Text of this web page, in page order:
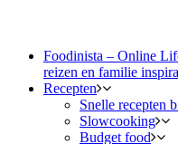
Foodinista – Online
reizen en familie
Recepten
Snelle recepten
Slowcooking
Budget food